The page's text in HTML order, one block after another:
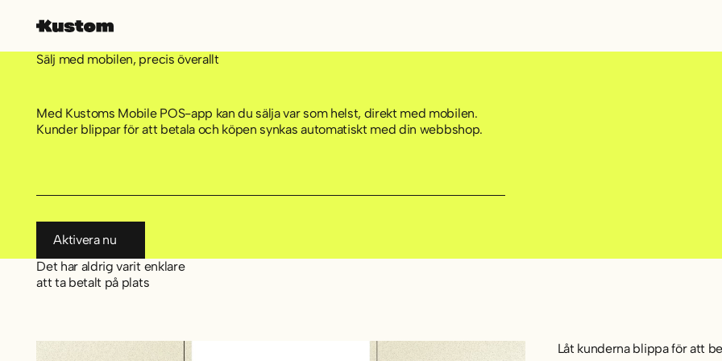
Sälj med mobilen, precis överallt
Med Kustoms Mobile POS-app kan du sälja var som helst, direkt med mobilen.
Kunder blippar för att betala och köpen synkas automatiskt med din webbshop.
Aktivera nu
Det har aldrig varit enklare
att ta betalt på plats
Låt kunderna blippa för att